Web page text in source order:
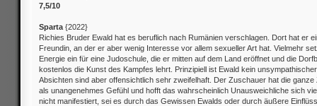
7,5/10
Sparta {2022}
Richies Bruder Ewald hat es beruflich nach Rumänien verschlagen. Dort hat er
Freundin, an der er aber wenig Interesse vor allem sexueller Art hat. Vielmehr
Energie ein für eine Judoschule, die er mitten auf dem Land eröffnet und die
kostenlos die Kunst des Kampfes lehrt. Prinzipiell ist Ewald kein
Absichten sind aber offensichtlich sehr zweifelhaft. Der Zuschauer hat die ganze
als unangenehmes Gefühl und hofft das wahrscheinlich Unausweichliche sich
nicht manifestiert, sei es durch das Gewissen Ewalds oder durch äußere